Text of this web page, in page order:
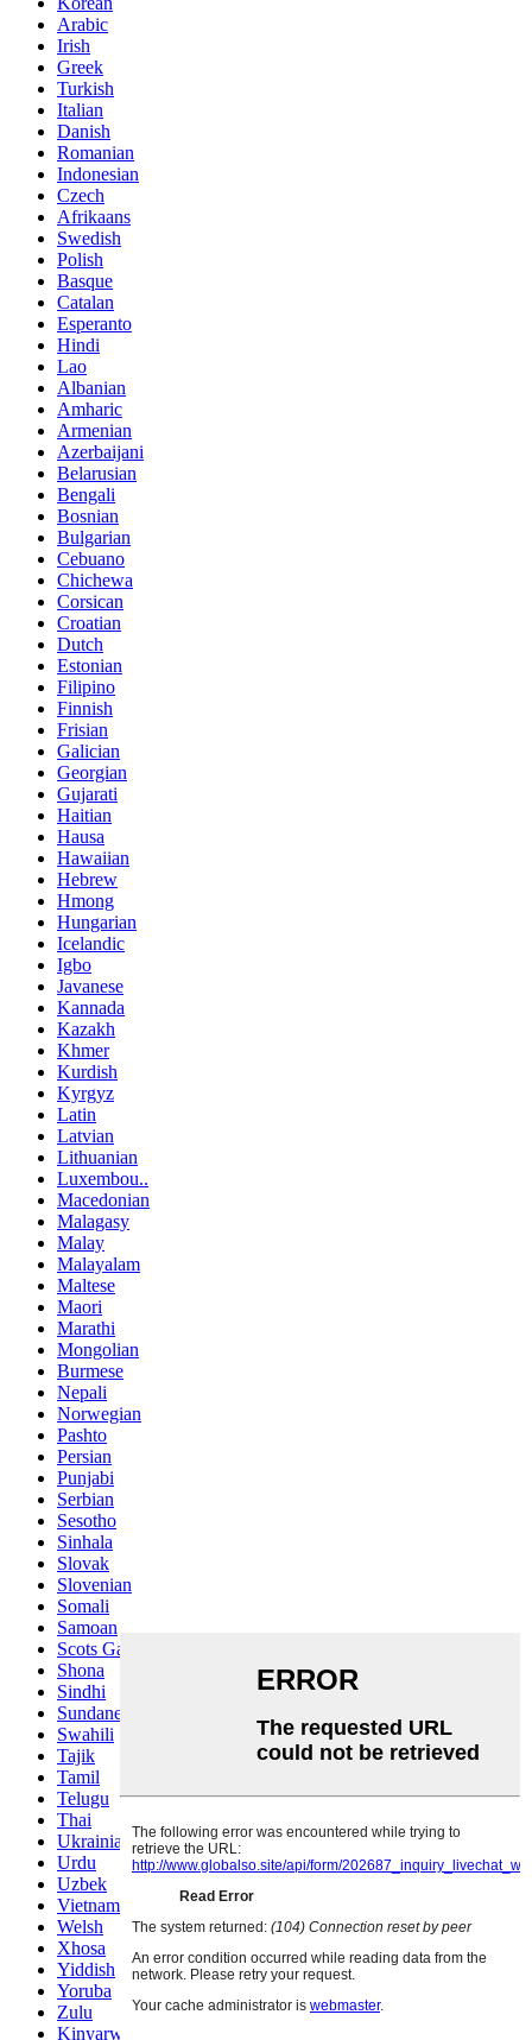
Arabic
Irish
Greek
Turkish
Italian
Danish
Romanian
Indonesian
Czech
Afrikaans
Swedish
Polish
Basque
Catalan
Esperanto
Hindi
Lao
Albanian
Amharic
Armenian
Azerbaijani
Belarusian
Bengali
Bosnian
Bulgarian
Cebuano
Chichewa
Corsican
Croatian
Dutch
Estonian
Filipino
Finnish
Frisian
Galician
Georgian
Gujarati
Haitian
Hausa
Hawaiian
Hebrew
Hmong
Hungarian
Icelandic
Igbo
Javanese
Kannada
Kazakh
Khmer
Kurdish
Kyrgyz
Latin
Latvian
Lithuanian
Luxembou..
Macedonian
Malagasy
Malay
Malayalam
Maltese
Maori
Marathi
Mongolian
Burmese
Nepali
Norwegian
Pashto
Persian
Punjabi
Serbian
Sesotho
Sinhala
Slovak
Slovenian
Somali
Samoan
Scots Gaelic
Shona
Sindhi
Sundanese
Swahili
Tajik
Tamil
Telugu
Thai
Ukrainian
Urdu
Uzbek
Vietnamese
Welsh
Xhosa
Yiddish
Yoruba
Zulu
Kinyarwanda